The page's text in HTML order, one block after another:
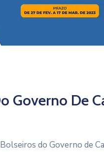
Governo De
do Governo de